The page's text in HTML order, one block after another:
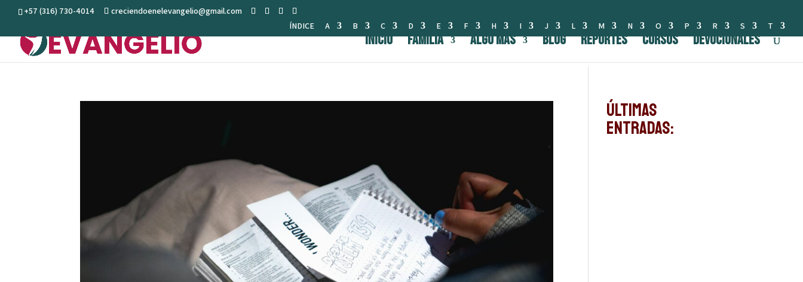
+57 (316) 730-4014
creciendoenelevangelio@gmail.com
ÍNDICE
A B C D E F H I J L M N O P R S T
INICIO FAMILIA Algo Más BLOG Reportes Cursos Devocionales
Últimas
Entradas: